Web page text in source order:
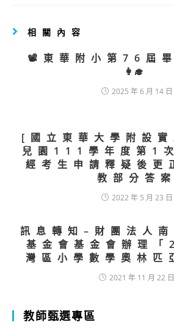
相關內容
📽️東華附小第76屆畢
👩‍🎓
2025 年 6 月 14 日
[國立東華大學附設實
兒園111學年度第1
經考生申請釋疑後更
教部分答案
2022 年 5 月 23 日
訊息轉知–財團法人南
基金會基金會辦理
灣區小學數學奧林匹
2021 年 11 月 22 日
教師甄選專區